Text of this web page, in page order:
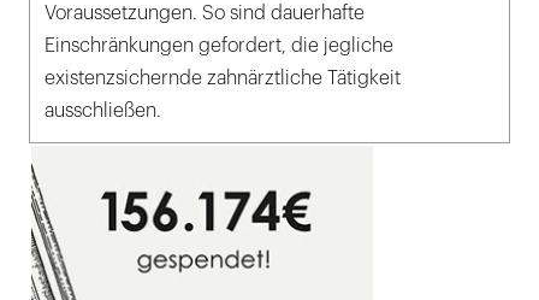
Voraussetzungen. So sind dauerhafte
Einschränkungen gefordert, die jegliche
existenzsichernde zahnärztliche Tätigkeit
ausschließen.